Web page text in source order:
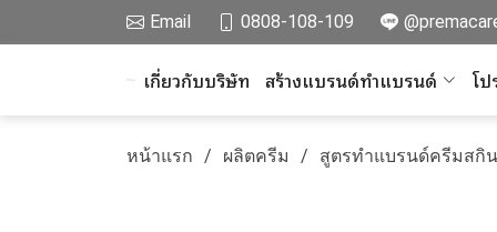
Email 0808-108-109
เกี่ยวกับบริษัท สร้างแบรนด์ทำแบรนด์ โ
หน้าแรก ผลิตครีม สูตรทำแบรนด์ครีมสกิ